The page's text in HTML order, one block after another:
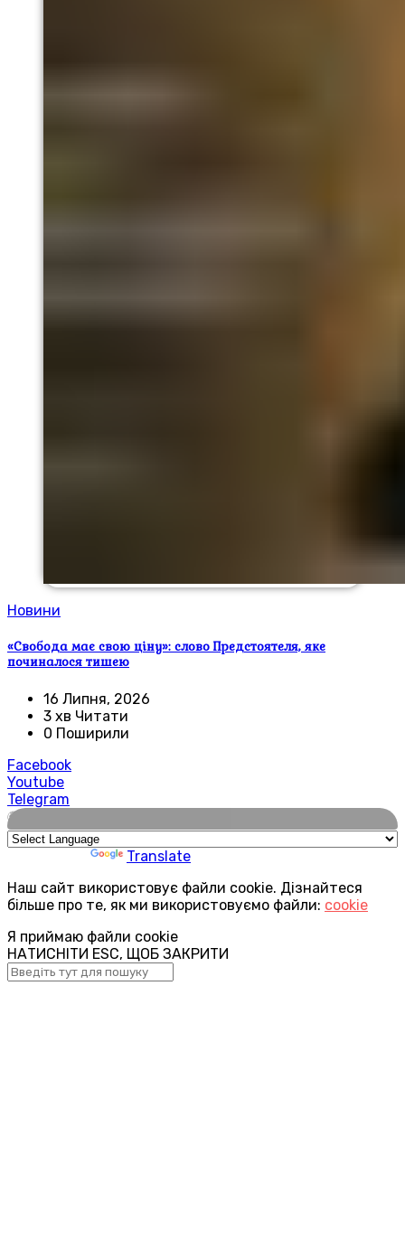
Новини
«Свобода має свою ціну»: слово Предстоятеля, яке
починалося тишею
16 Липня, 2026
3 хв Читати
0 Поширили
Facebook
Youtube
Telegram
🌍
Translate
Наш сайт використовує файли cookie. Дізнайтеся
більше про те, як ми використовуємо файли: cookie
Я приймаю файли cookie
НАТИСНІТИ ESC, ЩОБ ЗАКРИТИ